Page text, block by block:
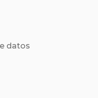
datos